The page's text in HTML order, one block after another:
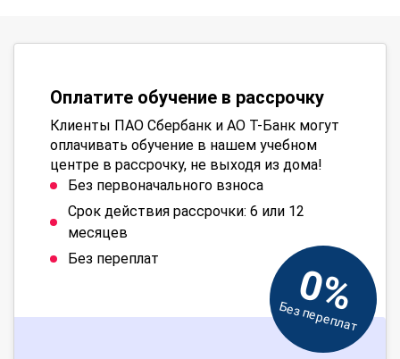
Оплатите обучение в рассрочку
Клиенты ПАО Сбербанк и АО Т-Банк могут
оплачивать обучение в нашем учебном
центре в рассрочку, не выходя из дома!
Без первоначального взноса
Срок действия рассрочки: 6 или 12
месяцев
Без переплат
0%
Без переплат